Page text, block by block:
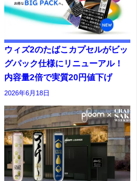
ウィズ2のたばこカプセルがビッ
グパック仕様にリニューアル！
内容量2倍で実質20円値下げ
2026年6月18日